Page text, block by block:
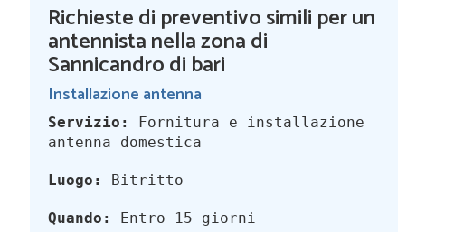
Richieste di preventivo simili per un
antennista nella zona di
Sannicandro di bari
Installazione antenna
Servizio:
Fornitura e installazione
antenna domestica
Luogo: Bitritto
Quando: Entro 15 giorni